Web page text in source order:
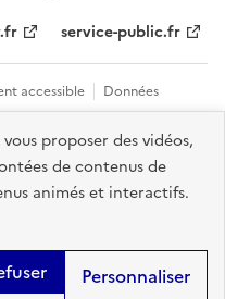
proposer des vidéos,
de contenus de
animés et interactifs.
Personnaliser
service-public.fr
accessible
Données
Tous les contacts et sites